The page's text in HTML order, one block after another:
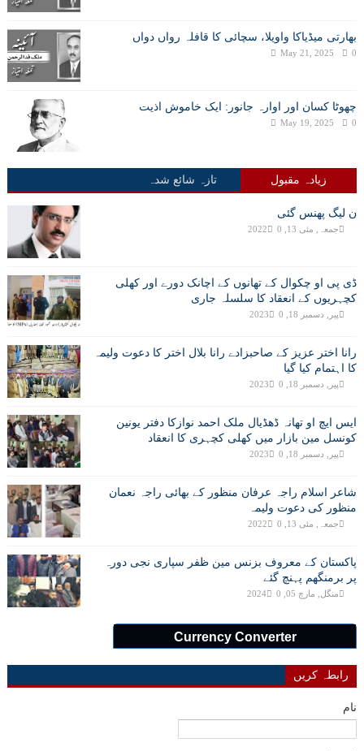
بھارتی میڈیاکا واویلا، سچائی کا قافلہ رواں دواں
May 21, 2025 0
چھوٹا کسان اور اوارہ جانور: ایک خاموش اذیت
May 19, 2025 0
زیادہ مقبول تازہ شائع شدہ
ن لیگ پھنس گئی
جمعہ, مئی 13, 2022 0
ڈی پی او چکوال کے تھانوں کے اچانک دورے اور کھلی
کچہریوں کے انعقاد کا سلسلہ جاری
پیر, دسمبر 18, 2023 0
رانا اختر عزیز کے صاحبزادے رانا بلال اختر کا دعوت ولیمہ
کا اہتمام کیا گیا
پیر, دسمبر 18, 2023 0
ایس ایچ او تھانہ ڈھڈیال ملک احمد نوازکا دفتر یونین
کونسل مین بازار میں کھلی کچہری کا انعقاد
پیر, دسمبر 18, 2023 0
شاعر اسلام راجہ عرفان منظور کے بھائی راجہ نعمان
منظور کی دعوت ولیمہ
جمعہ, مئی 13, 2022 0
پاکستان کے معروف بزنس مین ظفر سپاری نجی دورہ
پر برمنگھم پہنچ گئے
منگل, مارچ 05, 2024 0
Currency Converter
رابطہ کریں
نام